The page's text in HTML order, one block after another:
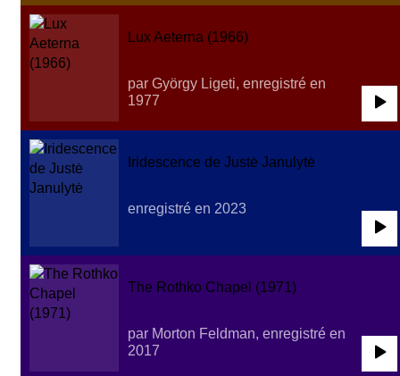
Lux Aeterna (1966)
par György Ligeti, enregistré en
1977
Iridescence de Justė Janulytė
enregistré en 2023
The Rothko Chapel (1971)
par Morton Feldman, enregistré en
2017